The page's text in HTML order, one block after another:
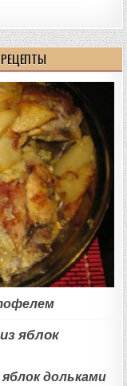
дольками